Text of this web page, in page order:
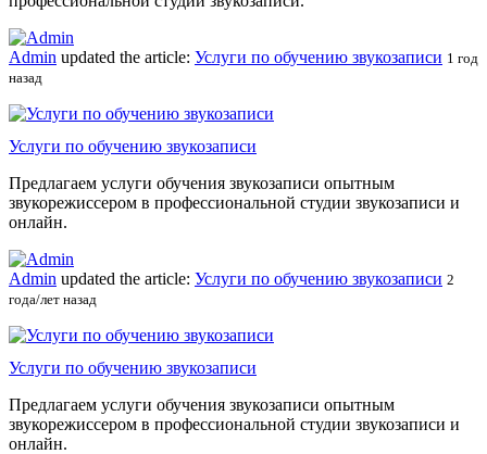
Admin updated the article: Услуги по обучению звукозаписи 1 год
назад
Услуги по обучению звукозаписи
Предлагаем услуги обучения звукозаписи опытным
звукорежиссером в профессиональной студии звукозаписи и
онлайн.
Admin updated the article: Услуги по обучению звукозаписи 2
года/лет назад
Услуги по обучению звукозаписи
Предлагаем услуги обучения звукозаписи опытным
звукорежиссером в профессиональной студии звукозаписи и
онлайн.